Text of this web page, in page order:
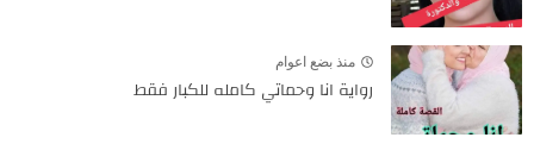
منذ بضع اعوام
رواية انا وحماتي كامله للكبار فقط